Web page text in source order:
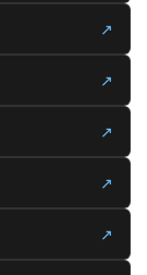
↗
↗
↗
↗
↗